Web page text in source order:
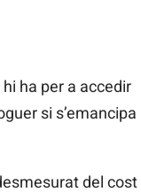
ha per a accedir
si s’emancipa
del cost